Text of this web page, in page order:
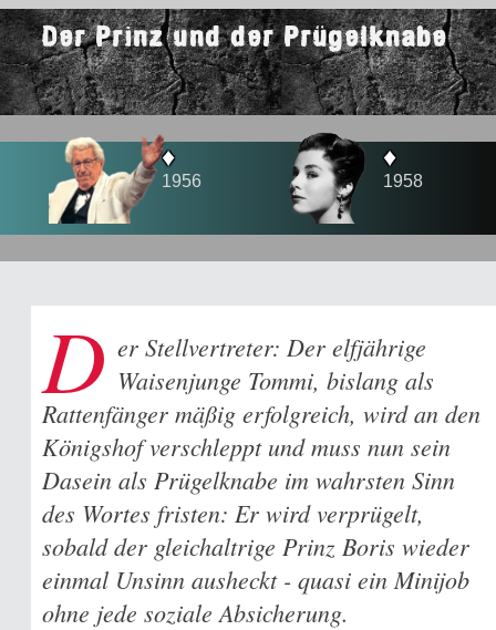
Der Prinz und der Prügelknabe
♦
1956 1958
D er Stellvertreter: Der elfjährige
Waisenjunge Tommi, bislang als
Rattenfänger mäßig erfolgreich, wird an den
Königshof verschleppt und muss nun sein
Dasein als Prügelknabe im wahrsten Sinn
des Wortes fristen: Er wird verprügelt,
sobald der gleichaltrige Prinz Boris wieder
einmal Unsinn ausheckt - quasi ein Minijob
ohne jede soziale Absicherung.